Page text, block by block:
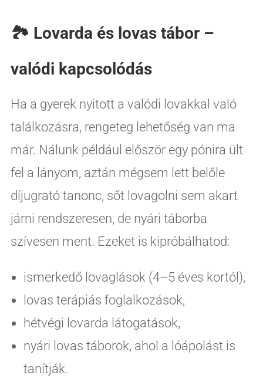
🏞️ Lovarda és lovas tábor –
valódi kapcsolódás
Ha a gyerek nyitott a valódi lovakkal való
találkozásra, rengeteg lehetőség van ma
már. Nálunk például először egy pónira ült
fel a lányom, aztán mégsem lett belőle
díjugrató tanonc, sőt lovagolni sem akart
járni rendszeresen, de nyári táborba
szívesen ment. Ezeket is kipróbálhatod:
ismerkedő lovaglások (4–5 éves kortól),
lovas terápiás foglalkozások,
hétvégi lovarda látogatások,
nyári lovas táborok, ahol a lóápolást is
tanítják.